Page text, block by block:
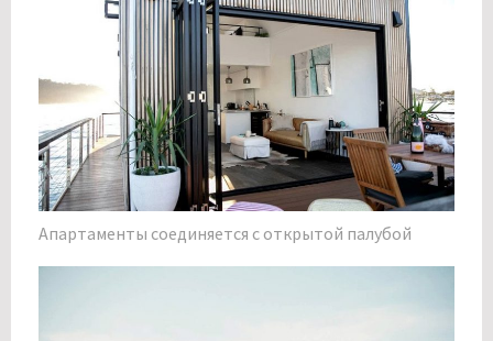
Апартаменты соединяется с открытой палубой